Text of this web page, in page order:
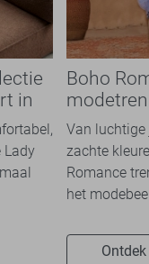
in
Lady
Boho
overal
Van luchtige
zachte
Romance
het